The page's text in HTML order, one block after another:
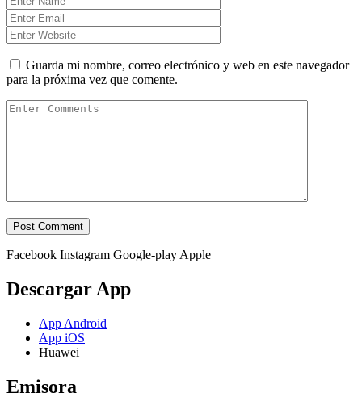
Guarda mi nombre, correo electrónico y web en este navegador
para la próxima vez que comente.
Facebook Instagram Google-play Apple
Descargar App
App Android
App iOS
Huawei
Emisora